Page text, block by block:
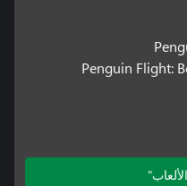
Penguin Flight: